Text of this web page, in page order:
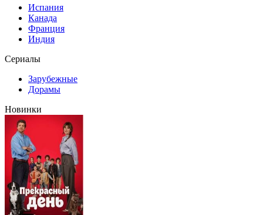
Испания
Канада
Франция
Индия
Сериалы
Зарубежные
Дорамы
Новинки